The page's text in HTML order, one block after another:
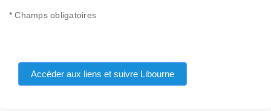
* Champs obligatoires
Accéder aux liens et suivre Libourne